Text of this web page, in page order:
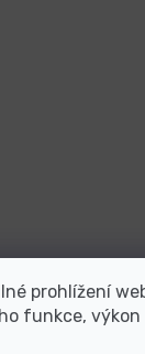
prohlížení
funkce, výkon